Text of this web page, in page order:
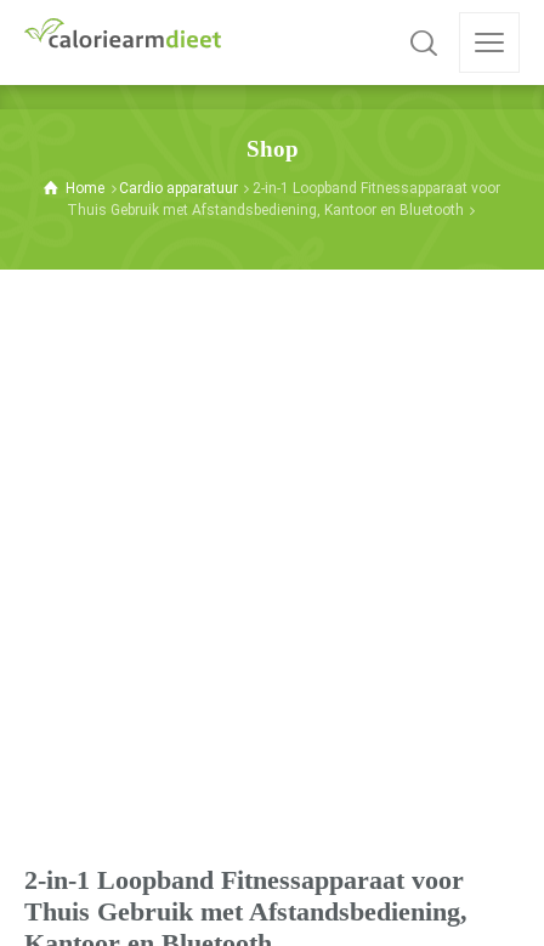
Shop
Home Cardio apparatuur
2-in-1 Loopband Fitnessapparaat voor
Thuis Gebruik met Afstandsbediening, Kantoor en Bluetooth
2-in-1 Loopband Fitnessapparaat voor
Thuis Gebruik met Afstandsbediening,